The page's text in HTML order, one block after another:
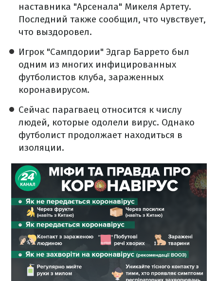
наставника "Арсенала" Микеля Артету.
Последний также сообщил, что чувствует,
что выздоровел.
Игрок "Сампдории" Эдгар Баррето был
одним из многих инфицированных
футболистов клуба, зараженных
коронавирусом.
Сейчас парагваец относится к числу
людей, которые одолели вирус. Однако
футболист продолжает находиться в
изоляции.